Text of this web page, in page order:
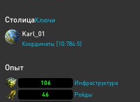
СтолицаКлючи
Karl_01
Координаты [10:784:5]
Опыт
106
Инфраструктура
46
Рейды